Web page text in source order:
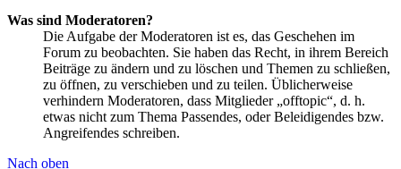
Was sind Moderatoren?
Die Aufgabe der Moderatoren ist es, das Geschehen im
Forum zu beobachten. Sie haben das Recht, in ihrem Bereich
Beiträge zu ändern und zu löschen und Themen zu schließen,
zu öffnen, zu verschieben und zu teilen. Üblicherweise
verhindern Moderatoren, dass Mitglieder „offtopic“, d. h.
etwas nicht zum Thema Passendes, oder Beleidigendes bzw.
Angreifendes schreiben.
Nach oben